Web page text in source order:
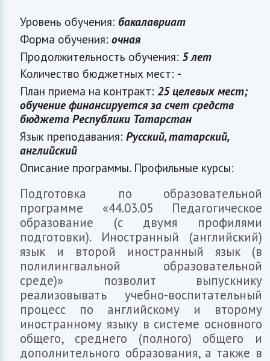
Уровень обучения:бакалавриат
Форма обучения:очная
Продолжительность обучения: 5 лет
Количество бюджетных мест: -
План приема на контракт:25 целевых мест;
обучение финансируется за счет средств
бюджета Республики Татарстан
Язык преподавания:Русский, татарский,
английский
Описание программы. Профильные курсы:
Подготовка по образовательной
программе «44.03.05 Педагогическое
образование (с двумя профилями
подготовки). Иностранный (английский)
язык и второй иностранный язык (в
полилингвальной образовательной
среде)» позволит выпускнику
реализовывать учебно-воспитательный
процесс по английскому и второму
иностранному языку в системе основного
общего, среднего (полного) общего и
дополнительного образования, а также в